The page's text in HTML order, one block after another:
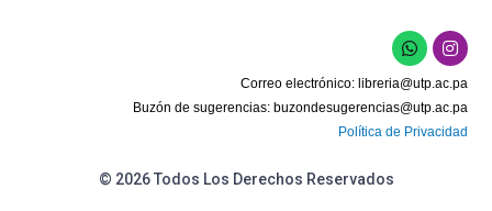
W
h
a
t
s
a
p
I
n
s
t
a
g
r
Correo electrónico: libreria@utp.ac.pa
Buzón de sugerencias: buzondesugerencias@utp.ac.pa
Política de Privacidad
© 2026 Todos Los Derechos Reservados